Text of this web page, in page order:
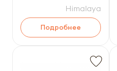
Himalaya
Подробнее